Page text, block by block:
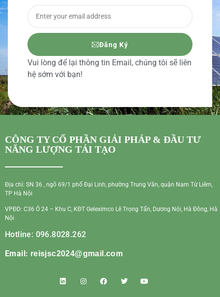
Đăng Ký
Vui lòng để lại thông tin Email, chúng tôi sẽ liên
hệ sớm với bạn!
CÔNG TY CỔ PHẦN GIẢI PHÁP & ĐẦU TƯ
NĂNG LƯỢNG TÁI TẠO
Địa chỉ: SN 36 , ngõ 69/1 phố Đại Linh, phường Trung Văn, quận Nam Từ Liêm,
TP Hà Nội
VPĐD: C36 Ô 24 – Khu C, KĐT Geleximco Lê Trọng Tấn, Dương Nội, Hà Đông, Hà
Nội
Hotline: 096.8028.262
Email: reisjsc2024@gmail.com